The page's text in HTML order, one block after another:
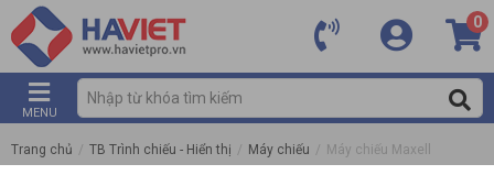
0
MENU
Trang chủ / TB Trình chiếu - Hiển thị / Máy chiếu / Máy chiếu Maxell